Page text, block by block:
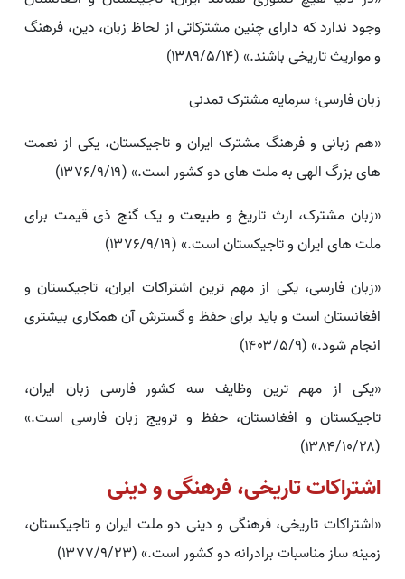
وجود ندارد که دارای چنین مشترکاتی از لحاظ زبان، دین، فرهنگ
و مواریث تاریخی باشند.» (۱۳۸۹/۵/۱۴)
زبان فارسی؛ سرمایه مشترک تمدنی
«هم زبانی و فرهنگ مشترک ایران و تاجیکستان، یکی از نعمت
های بزرگ الهی به ملت های دو کشور است.» (۱۳۷۶/۹/۱۹)
«زبان مشترک، ارث تاریخ و طبیعت و یک گنج ذی قیمت برای
ملت های ایران و تاجیکستان است.» (۱۳۷۶/۹/۱۹)
«زبان فارسی، یکی از مهم ترین اشتراکات ایران، تاجیکستان و
افغانستان است و باید برای حفظ و گسترش آن همکاری بیشتری
انجام شود.» (۱۴۰۳/۵/۹)
«یکی از مهم ترین وظایف سه کشور فارسی زبان ایران،
تاجیکستان و افغانستان، حفظ و ترویج زبان فارسی است.»
(۱۳۸۴/۱۰/۲۸)
اشتراکات تاریخی، فرهنگی و دینی
«اشتراکات تاریخی، فرهنگی و دینی دو ملت ایران و تاجیکستان،
زمینه ساز مناسبات برادرانه دو کشور است.» (۱۳۷۷/۹/۲۳)